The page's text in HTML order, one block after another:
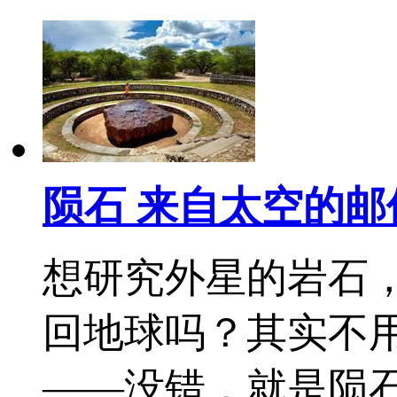
陨石 来自太空的邮
想研究外星的岩石
回地球吗？其实不
——没错，就是陨